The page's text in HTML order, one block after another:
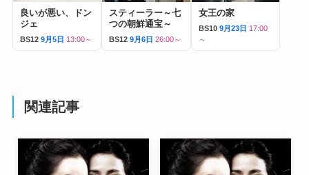
良いが悪い、ドン
ジェ
BS12 9月5日 13:00～
スティーラー～七
つの朝鮮通宝～
BS12 9月6日 26:00～
女王の家
BS10 9月23日 17:00
～
関連記事